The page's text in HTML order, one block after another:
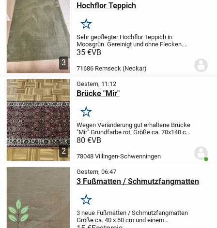
3
Hochflor Teppich
Merken
Sehr gepflegter Hochflor Teppich in
Moosgrün. Gereinigt und ohne Flecken.
Fußbodenheizung geeignet. Maße:
Nur Abholung.
35 €VB
71686 Remseck (Neckar)
2
Gestern, 11:12
Brücke "Mir"
Merken
Wegen Veränderung gut erhaltene Brücke
"Mir" Grundfarbe rot, Größe ca. 70x140 cm
in Villingen-Schwenningen günstig zu
bzw. Paketdienst!) bevorzugt, Preis ist...
80 €VB
78048 Villingen-Schwenningen
Gestern, 06:47
3 Fußmatten / Schmutzfangmatten
Merken
3 neue Fußmatten / Schmutzfangmatten
Größe ca. 40 x 60 cm und einem